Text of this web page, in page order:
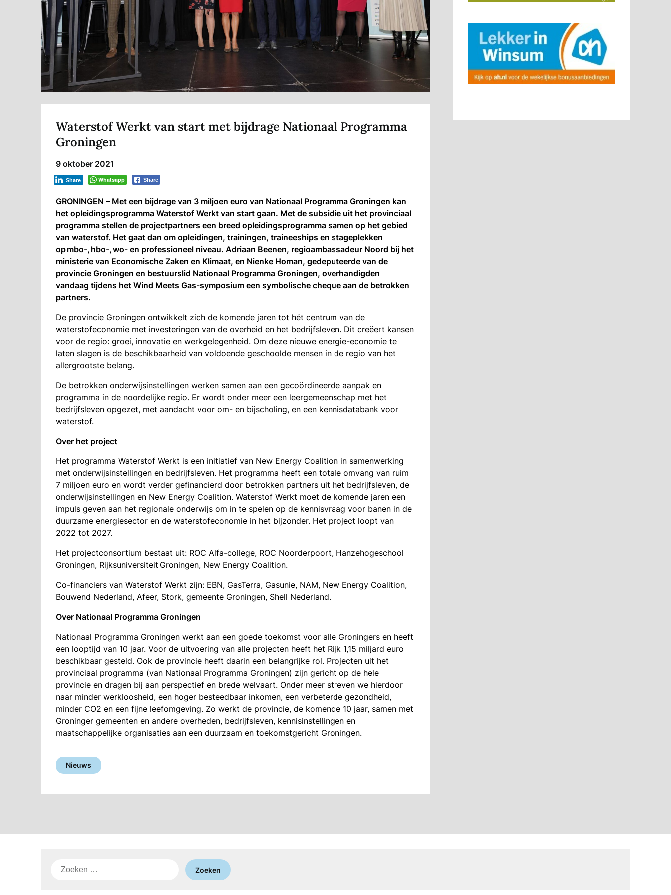
Waterstof Werkt van start met bijdrage Nationaal Programma
Groningen
9 oktober 2021
Whatsapp Share
Share
GRONINGEN – Met een bijdrage van 3 miljoen euro van Nationaal Programma Groningen kan
het opleidingsprogramma Waterstof Werkt van start gaan. Met de subsidie uit het provinciaal
programma stellen de projectpartners een breed opleidingsprogramma samen op het gebied
van waterstof. Het gaat dan om opleidingen, trainingen, traineeships en stageplekken
op mbo-, hbo-, wo- en professioneel niveau. Adriaan Beenen, regioambassadeur Noord bij het
ministerie van Economische Zaken en Klimaat, en Nienke Homan, gedeputeerde van de
provincie Groningen en bestuurslid Nationaal Programma Groningen, overhandigden
vandaag tijdens het Wind Meets Gas-symposium een symbolische cheque aan de betrokken
partners.
De provincie Groningen ontwikkelt zich de komende jaren tot hét centrum van de
waterstofeconomie met investeringen van de overheid en het bedrijfsleven. Dit creëert kansen
voor de regio: groei, innovatie en werkgelegenheid. Om deze nieuwe energie-economie te
laten slagen is de beschikbaarheid van voldoende geschoolde mensen in de regio van het
allergrootste belang.
De betrokken onderwijsinstellingen werken samen aan een gecoördineerde aanpak en
programma in de noordelijke regio. Er wordt onder meer een leergemeenschap met het
bedrijfsleven opgezet, met aandacht voor om- en bijscholing, en een kennisdatabank voor
waterstof.
Over het project
Het programma Waterstof Werkt is een initiatief van New Energy Coalition in samenwerking
met onderwijsinstellingen en bedrijfsleven. Het programma heeft een totale omvang van ruim
7 miljoen euro en wordt verder gefinancierd door betrokken partners uit het bedrijfsleven, de
onderwijsinstellingen en New Energy Coalition. Waterstof Werkt moet de komende jaren een
impuls geven aan het regionale onderwijs om in te spelen op de kennisvraag voor banen in de
duurzame energiesector en de waterstofeconomie in het bijzonder. Het project loopt van
2022 tot 2027.
Het projectconsortium bestaat uit: ROC Alfa-college, ROC Noorderpoort, Hanzehogeschool
Groningen, Rijksuniversiteit Groningen, New Energy Coalition.
Co-financiers van Waterstof Werkt zijn: EBN, GasTerra, Gasunie, NAM, New Energy Coalition,
Bouwend Nederland, Afeer, Stork, gemeente Groningen, Shell Nederland.
Over Nationaal Programma Groningen
Nationaal Programma Groningen werkt aan een goede toekomst voor alle Groningers en heeft
een looptijd van 10 jaar. Voor de uitvoering van alle projecten heeft het Rijk 1,15 miljard euro
beschikbaar gesteld. Ook de provincie heeft daarin een belangrijke rol. Projecten uit het
provinciaal programma (van Nationaal Programma Groningen) zijn gericht op de hele
provincie en dragen bij aan perspectief en brede welvaart. Onder meer streven we hierdoor
naar minder werkloosheid, een hoger besteedbaar inkomen, een verbeterde gezondheid,
minder CO2 en een fijne leefomgeving. Zo werkt de provincie, de komende 10 jaar, samen met
Groninger gemeenten en andere overheden, bedrijfsleven, kennisinstellingen en
maatschappelijke organisaties aan een duurzaam en toekomstgericht Groningen.
Nieuws
Zoeken